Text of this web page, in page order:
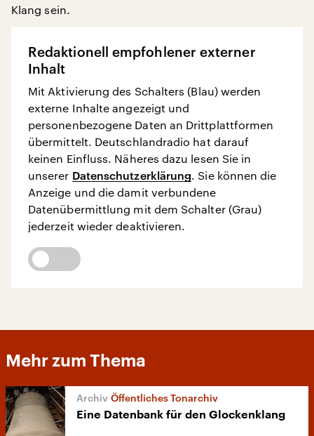
Klang sein.
Redaktionell empfohlener externer
Inhalt
Mit Aktivierung des Schalters (Blau) werden
externe Inhalte angezeigt und
personenbezogene Daten an Drittplattformen
übermittelt. Deutschlandradio hat darauf
keinen Einfluss. Näheres dazu lesen Sie in
unserer Datenschutzerklärung. Sie können die
Anzeige und die damit verbundene
Datenübermittlung mit dem Schalter (Grau)
jederzeit wieder deaktivieren.
Mehr zum Thema
Öffentliches Tonarchiv
Eine Datenbank für den Glockenklang